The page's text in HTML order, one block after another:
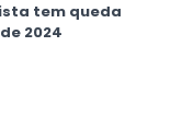
tem queda
2024